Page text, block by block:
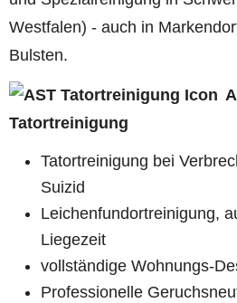
Westfalen) - auch in
Bulsten.
Tatortreinigung
Tatortreinigung bei
Suizid
Leichenfundortreinigung,
Liegezeit
vollständige Wohnungs-
Professionelle